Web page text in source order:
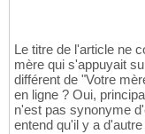
Le titre de l'article ne
mère qui s'appuyait
différent de "Votre
en ligne ? Oui,
n'est pas synonyme
entend qu'il y a